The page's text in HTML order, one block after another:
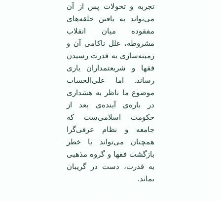
تجربه و تحولات پس از آن
می‌تواند به یافتن حلقه‌های
مفقوده میان انقلاب
مشروطه، علل ناکامی آن و
زمینه‌سازی به قدرت رسیدن
فقها و شریعتمداران یاری
رساند. اما علی‌الحساب
موضوع ما ناظر به هشداری
در باره‌ی آینده‌ی بعد از
حکومت اسلامی‌ست که
جامعه و نظام عرفی‌گرا
همچنان می‌تواند با خطر
بازگشت فقها و گروه مذهبی
به قدرت، دست در گریبان
بماند.